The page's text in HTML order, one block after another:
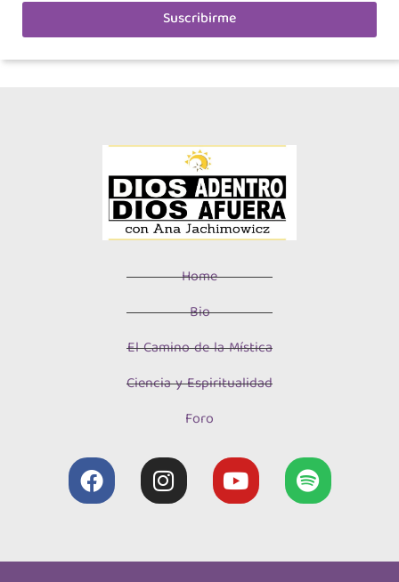
Suscribirme
Home
Bio
El Camino de la Mística
Ciencia y Espiritualidad
Foro